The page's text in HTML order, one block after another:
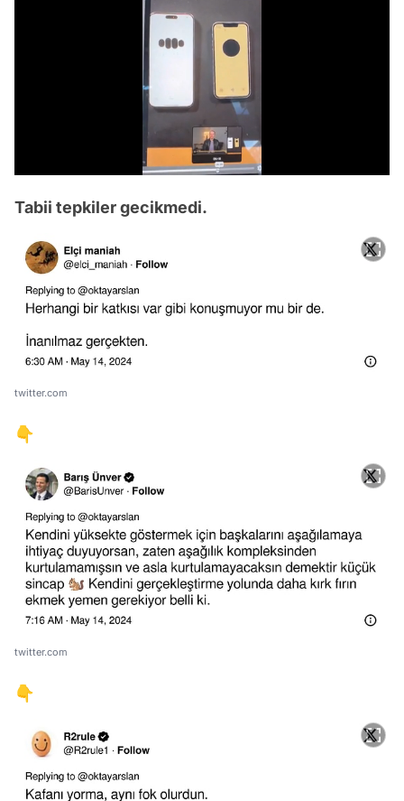
Tabii tepkiler gecikmedi.
twitter.com
👇
twitter.com
👇